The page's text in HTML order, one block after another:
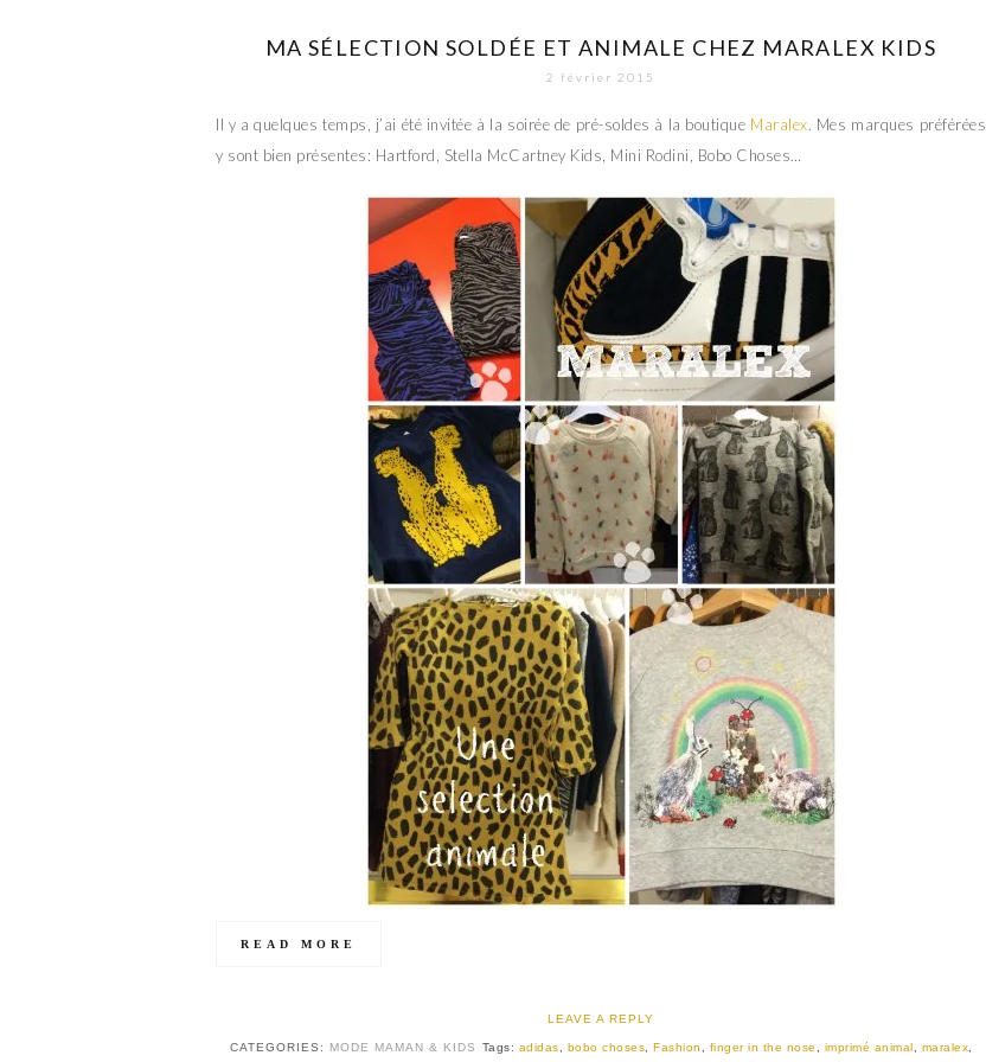
MA SÉLECTION SOLDÉE ET ANIMALE CHEZ MARALEX KIDS
2 février 2015
Il y a quelques temps, j’ai été invitée à la soirée de pré-soldes à la boutique Maralex. Mes marques préférées
y sont bien présentes: Hartford, Stella McCartney Kids, Mini Rodini, Bobo Choses…
READ MORE
LEAVE A REPLY
CATEGORIES: MODE MAMAN & KIDS Tags: adidas bobo choses Fashion finger in the nose imprimé animal maralex